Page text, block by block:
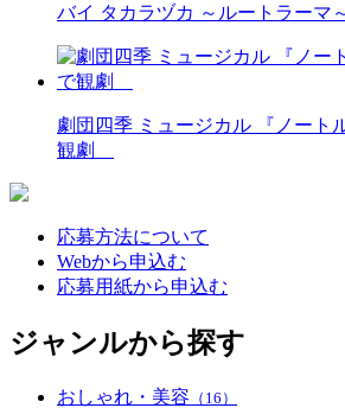
バイ タカラヅカ ～ルートラーマ
劇団四季 ミュージカル 『ノート
観劇
応募方法について
Webから申込む
応募用紙から申込む
ジャンルから探す
おしゃれ・美容 （16）